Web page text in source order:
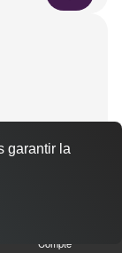
Compte
garantir la